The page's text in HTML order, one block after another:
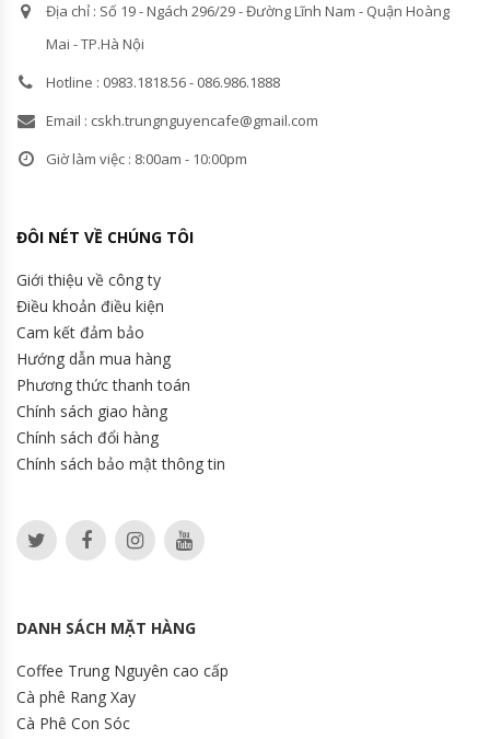
Địa chỉ : Số 19 - Ngách 296/29 - Đường Lĩnh Nam - Quận Hoàng
Mai - TP.Hà Nội
Hotline : 0983.1818.56 - 086.986.1888
Email : cskh.trungnguyencafe@gmail.com
Giờ làm việc : 8:00am - 10:00pm
ĐÔI NÉT VỀ CHÚNG TÔI
Giới thiệu về công ty
Điều khoản điều kiện
Cam kết đảm bảo
Hướng dẫn mua hàng
Phương thức thanh toán
Chính sách giao hàng
Chính sách đổi hàng
Chính sách bảo mật thông tin
DANH SÁCH MẶT HÀNG
Coffee Trung Nguyên cao cấp
Cà phê Rang Xay
Cà Phê Con Sóc